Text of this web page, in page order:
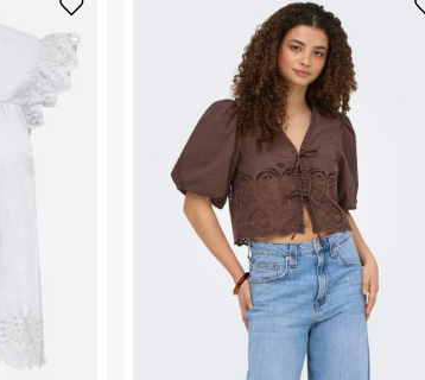
על גבי החבילה
באתר בלבד
בלבד. לא ניתן